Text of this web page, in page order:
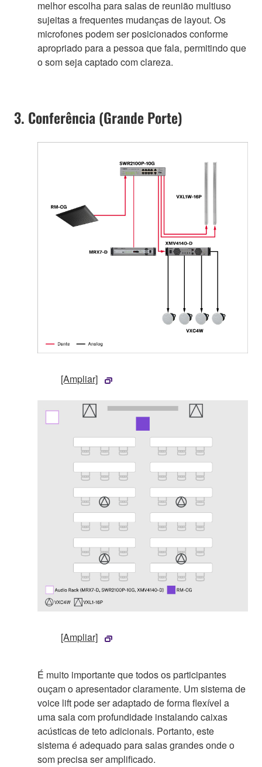
melhor escolha para salas de reunião multiuso
sujeitas a frequentes mudanças de layout. Os
microfones podem ser posicionados conforme
apropriado para a pessoa que fala, permitindo que
o som seja captado com clareza.
3. Conferência (Grande Porte)
[Ampliar]
[Ampliar]
É muito importante que todos os participantes
ouçam o apresentador claramente. Um sistema de
voice lift pode ser adaptado de forma flexível a
uma sala com profundidade instalando caixas
acústicas de teto adicionais. Portanto, este
sistema é adequado para salas grandes onde o
som precisa ser amplificado.